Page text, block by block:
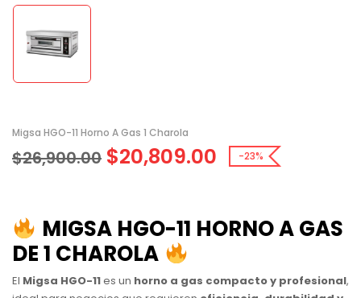
Migsa HGO-11 Horno A Gas 1 Charola
$26,900.00 $20,809.00 -23%
MIGSA HGO-11 HORNO A GAS
DE 1 CHAROLA
El Migsa HGO-11es un horno a gas compacto y profesional,